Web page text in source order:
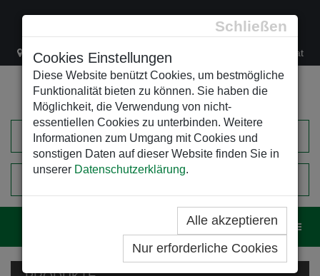
Schließen
Cookies Einstellungen
Diese Website benützt Cookies, um bestmögliche
Funktionalität bieten zu können. Sie haben die
Möglichkeit, die Verwendung von nicht-
essentiellen Cookies zu unterbinden. Weitere
Informationen zum Umgang mit Cookies und
sonstigen Daten auf dieser Website finden Sie in
unserer Datenschutzerklärung.
Alle akzeptieren
Nur erforderliche Cookies
Lacknergasse 78 +43/1/470 37 00 office@leso.at
EINKAUFSWAGEN